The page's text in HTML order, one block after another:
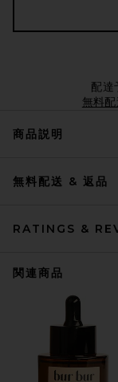
配達
無料
商品説明
無料配送 & 返品
RATINGS &
関連商品